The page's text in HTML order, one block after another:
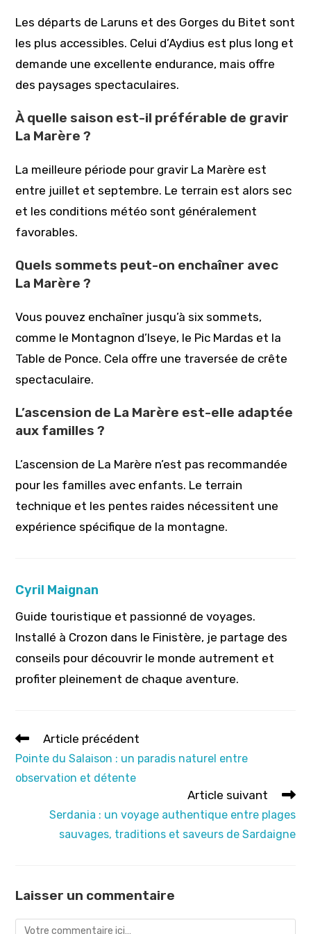
Les départs de Laruns et des Gorges du Bitet sont
les plus accessibles. Celui d’Aydius est plus long et
demande une excellente endurance, mais offre
des paysages spectaculaires.
À quelle saison est-il préférable de gravir
La Marère ?
La meilleure période pour gravir La Marère est
entre juillet et septembre. Le terrain est alors sec
et les conditions météo sont généralement
favorables.
Quels sommets peut-on enchaîner avec
La Marère ?
Vous pouvez enchaîner jusqu’à six sommets,
comme le Montagnon d’Iseye, le Pic Mardas et la
Table de Ponce. Cela offre une traversée de crête
spectaculaire.
L’ascension de La Marère est-elle adaptée
aux familles ?
L’ascension de La Marère n’est pas recommandée
pour les familles avec enfants. Le terrain
technique et les pentes raides nécessitent une
expérience spécifique de la montagne.
Cyril Maignan
Guide touristique et passionné de voyages.
Installé à Crozon dans le Finistère, je partage des
conseils pour découvrir le monde autrement et
profiter pleinement de chaque aventure.
Read
articles
Article précédent
Pointe du Salaison : un paradis naturel entre
observation et détente
Article suivant
Serdania : un voyage authentique entre plages
sauvages, traditions et saveurs de Sardaigne
Laisser un commentaire
Comment